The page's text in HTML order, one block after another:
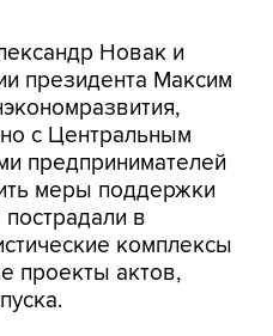
Новак и
президента Максим
с Центральным
предпринимателей
меры поддержки
в
комплексы
проекты актов,